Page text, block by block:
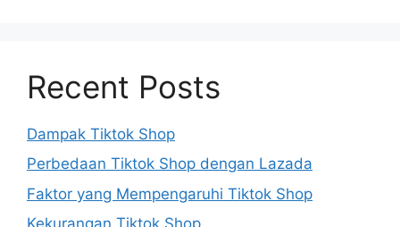
Recent Posts
Dampak Tiktok Shop
Perbedaan Tiktok Shop dengan Lazada
Faktor yang Mempengaruhi Tiktok Shop
Kekurangan Tiktok Shop